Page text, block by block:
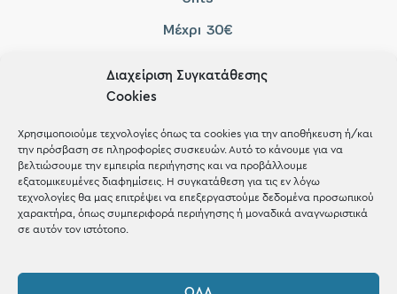
Διαχείριση Συγκατάθεσης
Cookies
Χρησιμοποιούμε τεχνολογίες όπως τα cookies για την αποθήκευση ή/και
την πρόσβαση σε πληροφορίες συσκευών. Αυτό το κάνουμε για να
βελτιώσουμε την εμπειρία περιήγησης και να προβάλλουμε
εξατομικευμένες διαφημίσεις. Η συγκατάθεση για τις εν λόγω
τεχνολογίες θα μας επιτρέψει να επεξεργαστούμε δεδομένα προσωπικού
χαρακτήρα, όπως συμπεριφορά περιήγησης ή μοναδικά αναγνωριστικά
σε αυτόν τον ιστότοπο.
Μέχρι 30€
Shop the look
ΚΑΤΑΣΤΗΜΑ
2421 217300